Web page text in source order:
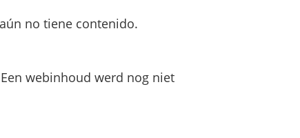
no tiene contenido.
webinhoud werd nog niet